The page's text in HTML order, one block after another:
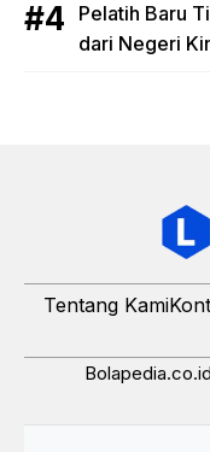
Pelatih Baru
dari Negeri
Tentang Kami